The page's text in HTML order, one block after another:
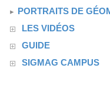
PORTRAITS DE
LES VIDÉOS
GUIDE
SIGMAG CAMPUS